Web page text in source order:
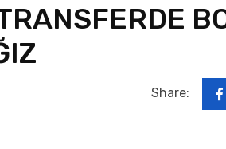
Share: